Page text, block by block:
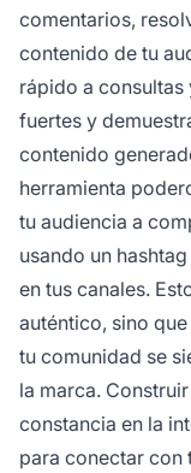
comentarios,
contenido de tu
rápido a consultas
fuertes y
contenido
herramienta
tu audiencia a
usando un
en tus canales.
auténtico, sino
tu comunidad se
la marca.
constancia en la
para conectar con